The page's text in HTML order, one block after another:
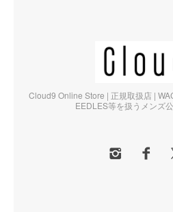
Cloud9 Online Store | 正規取扱店 |
EEDLES等を扱うメンズ